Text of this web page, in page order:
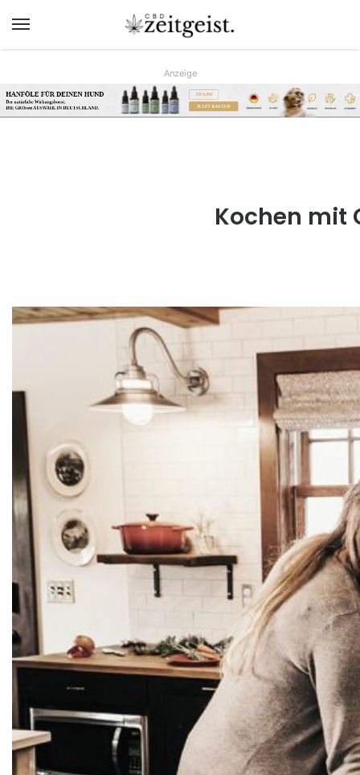
Menü
Anzeige
HANFÖLE FÜR DEINEN HUND
Der natürliche Wirkungsboost.
DIE GRÖsste AUSWAHL IN DEUTSCHLAND.
AB 9,90€
JETZT KAUFEN
www.hunreys.de
Kochen mit